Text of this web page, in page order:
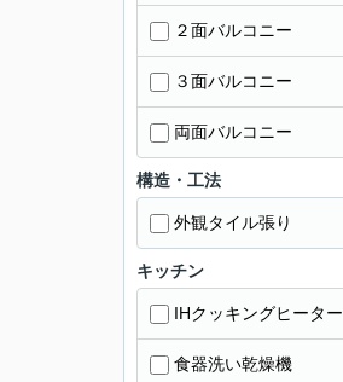
２面バルコニー
３面バルコニー
両面バルコニー
構造・工法
外観タイル張り
キッチン
IHクッキングヒーター
食器洗い乾燥機